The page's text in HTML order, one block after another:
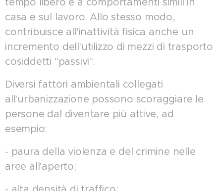
casa e sul lavoro. Allo stesso modo,
contribuisce all'inattività fisica anche un
incremento dell'utilizzo di mezzi di trasporto
cosiddetti "passivi".
Diversi fattori ambientali collegati
all'urbanizzazione possono scoraggiare le
persone dal diventare più attive, ad
esempio:
- paura della violenza e del crimine nelle
aree all'aperto;